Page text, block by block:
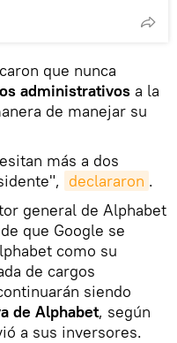
que nunca
administrativos a la
de manejar su
más a dos
declararon .
general de Alphabet
que Google se
como su
de cargos
siendo
de Alphabet, según
a sus inversores.